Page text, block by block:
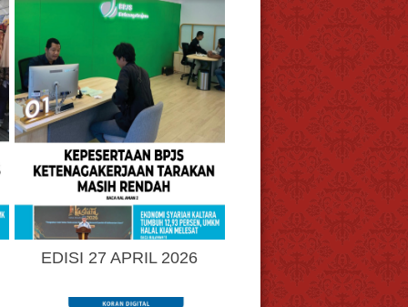
EDISI 27 APRIL 2026